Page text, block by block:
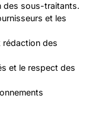
des sous-traitants.
et les
rédaction des
et le respect des